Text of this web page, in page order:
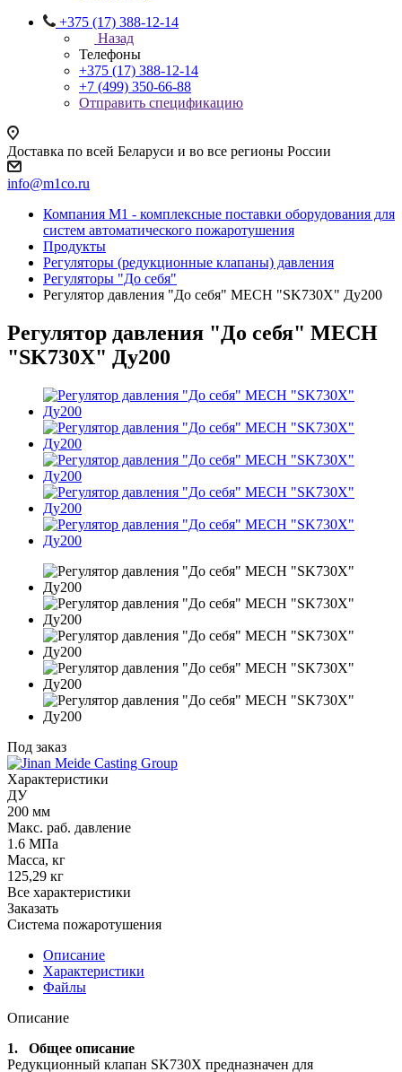
+375 (17) 388-12-14
Назад
Телефоны
+375 (17) 388-12-14
+7 (499) 350-66-88
Отправить спецификацию
Доставка по всей Беларуси и во все регионы России
info@m1co.ru
Компания М1 - комплексные поставки оборудования для
систем автоматического пожаротушения
Продукты
Регуляторы (редукционные клапаны) давления
Регуляторы "До себя"
Регулятор давления "До себя" MECH "SK730X" Ду200
Регулятор давления "До себя" MECH
"SK730X" Ду200
Под заказ
Характеристики
ДУ
200 мм
Макс. раб. давление
1.6 МПа
Масса, кг
125,29 кг
Все характеристики
Заказать
Система пожаротушения
Описание
Характеристики
Файлы
Описание
1.
Общее описание
Редукционный клапан SK730X предназначен для